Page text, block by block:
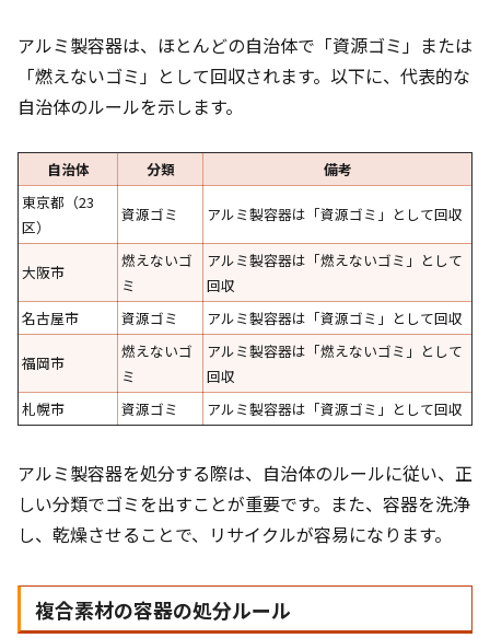
アルミ製容器は、ほとんどの自治体で「資源ゴミ」または
「燃えないゴミ」として回収されます。以下に、代表的な
自治体のルールを示します。
自治体 分類
備考
東京都（23
区）
資源ゴミ アルミ製容器は「資源ゴミ」として回収
大阪市
燃えないゴ
ミ
アルミ製容器は「燃えないゴミ」として
回収
名古屋市
資源ゴミ アルミ製容器は「資源ゴミ」として回収
福岡市
燃えないゴ
ミ
アルミ製容器は「燃えないゴミ」として
回収
札幌市
資源ゴミ アルミ製容器は「資源ゴミ」として回収
アルミ製容器を処分する際は、自治体のルールに従い、正
しい分類でゴミを出すことが重要です。また、容器を洗浄
し、乾燥させることで、リサイクルが容易になります。
複合素材の容器の処分ルール